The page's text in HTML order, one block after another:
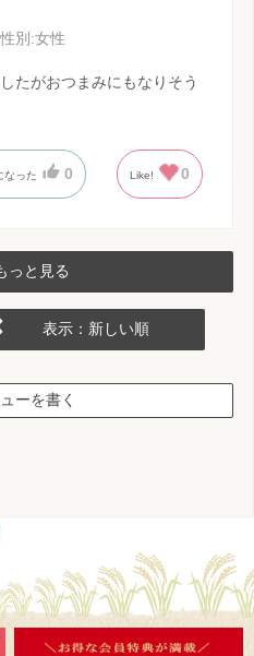
性別:女性
たがおつまみにもなりそう
なった 0 Like! 0
っと見る
表示：新しい順
ーを書く